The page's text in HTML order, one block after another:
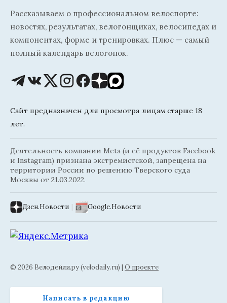
Рассказываем о профессиональном велоспорте:
новостях, результатах, велогонщиках, велосипедах и
компонентах, форме и тренировках. Плюс — самый
полный календарь велогонок.
Сайт предназначен для просмотра лицам старше 18
лет.
Деятельность компании Meta (и её продуктов Facebook
и Instagram) признана экстремистской, запрещена на
территории России по решению Тверского суда
Москвы от 21.03.2022.
Дзен.Новости | Google.Новости
© 2026 Велодейли.ру (velodaily.ru) | О проекте
Написать в редакцию